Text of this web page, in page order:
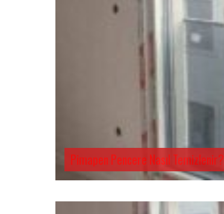
Pimapen Pencere Nasıl Temizlenir?